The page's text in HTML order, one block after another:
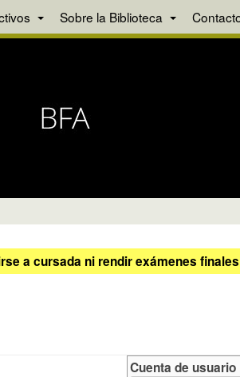
Sobre la Biblioteca
a cursada ni rendir exámenes finales
Cuenta de usuario